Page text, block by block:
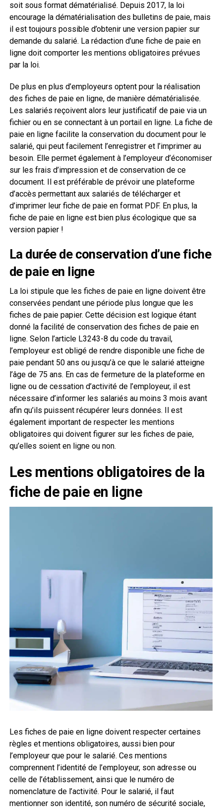
soit sous format dématérialisé. Depuis 2017, la loi
encourage la dématérialisation des bulletins de paie, mais
il est toujours possible d’obtenir une version papier sur
demande du salarié. La rédaction d’une fiche de paie en
ligne doit comporter les mentions obligatoires prévues
par la loi.
De plus en plus d’employeurs optent pour la réalisation
des fiches de paie en ligne, de manière dématérialisée.
Les salariés reçoivent alors leur justificatif de paie via un
fichier ou en se connectant à un portail en ligne. La fiche de
paie en ligne facilite la conservation du document pour le
salarié, qui peut facilement l’enregistrer et l’imprimer au
besoin. Elle permet également à l’employeur d’économiser
sur les frais d’impression et de conservation de ce
document. Il est préférable de prévoir une plateforme
d’accès permettant aux salariés de télécharger et
d’imprimer leur fiche de paie en format PDF. En plus, la
fiche de paie en ligne est bien plus écologique que sa
version papier !
La durée de conservation d’une fiche
de paie en ligne
La loi stipule que les fiches de paie en ligne doivent être
conservées pendant une période plus longue que les
fiches de paie papier. Cette décision est logique étant
donné la facilité de conservation des fiches de paie en
ligne. Selon l’article L3243-8 du code du travail,
l’employeur est obligé de rendre disponible une fiche de
paie pendant 50 ans ou jusqu’à ce que le salarié atteigne
l’âge de 75 ans. En cas de fermeture de la plateforme en
ligne ou de cessation d’activité de l’employeur, il est
nécessaire d’informer les salariés au moins 3 mois avant
afin qu’ils puissent récupérer leurs données. Il est
également important de respecter les mentions
obligatoires qui doivent figurer sur les fiches de paie,
qu’elles soient en ligne ou non.
Les mentions obligatoires de la
fiche de paie en ligne
Les fiches de paie en ligne doivent respecter certaines
règles et mentions obligatoires, aussi bien pour
l’employeur que pour le salarié. Ces mentions
comprennent l’identité de l’employeur, son adresse ou
celle de l’établissement, ainsi que le numéro de
nomenclature de l’activité. Pour le salarié, il faut
mentionner son identité, son numéro de sécurité sociale,